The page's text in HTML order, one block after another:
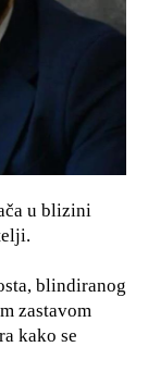
u blizini
blindiranog
zastavom
kako se